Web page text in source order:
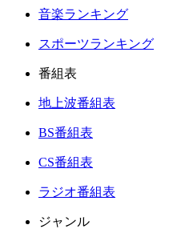
音楽ランキング
スポーツランキング
番組表
地上波番組表
BS番組表
CS番組表
ラジオ番組表
ジャンル